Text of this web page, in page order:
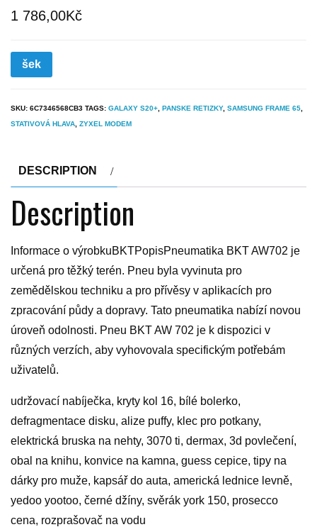
1 786,00Kč
šek
SKU: 6C7346568CB3 TAGS: GALAXY S20+ PANSKE RETIZKY, SAMSUNG FRAME 65
STATIVOVÁ HLAVA ZYXEL MODEM
DESCRIPTION
Description
Informace o výrobkuBKTPopisPneumatika BKT AW702 je
určená pro těžký terén. Pneu byla vyvinuta pro
zemědělskou techniku a pro přívěsy v aplikacích pro
zpracování půdy a dopravy. Tato pneumatika nabízí novou
úroveň odolnosti. Pneu BKT AW 702 je k dispozici v
různých verzích, aby vyhovovala specifickým potřebám
uživatelů.
udržovací nabíječka, kryty kol 16, bílé bolerko,
defragmentace disku, alize puffy, klec pro potkany,
elektrická bruska na nehty, 3070 ti, dermax, 3d povlečení,
obal na knihu, konvice na kamna, guess cepice, tipy na
dárky pro muže, kapsář do auta, americká lednice levně,
yedoo yootoo, černé džíny, svěrák york 150, prosecco
cena, rozprašovač na vodu